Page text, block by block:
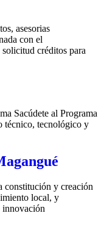
asesorias
con el
créditos para
Sacúdete al Programa
técnico, tecnológico y
constitución y creación
local, y
innovación